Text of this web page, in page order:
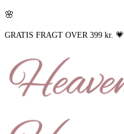
🌸
GRATIS FRAGT OVER 399 kr. 💗